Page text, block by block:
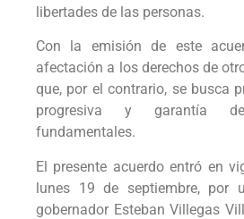
libertades de las personas.
Con la emisión de este
afectación a los derechos de
que, por el contrario, se busca
progresiva y garantía
fundamentales.
El presente acuerdo entró en
lunes 19 de septiembre, por
gobernador Esteban Villegas